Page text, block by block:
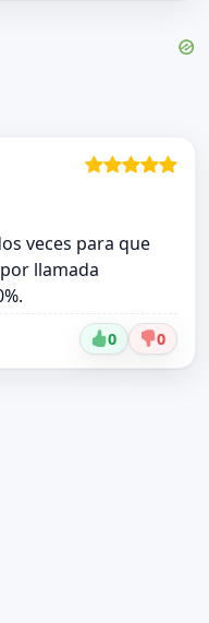
veces para que
llamada
0 0